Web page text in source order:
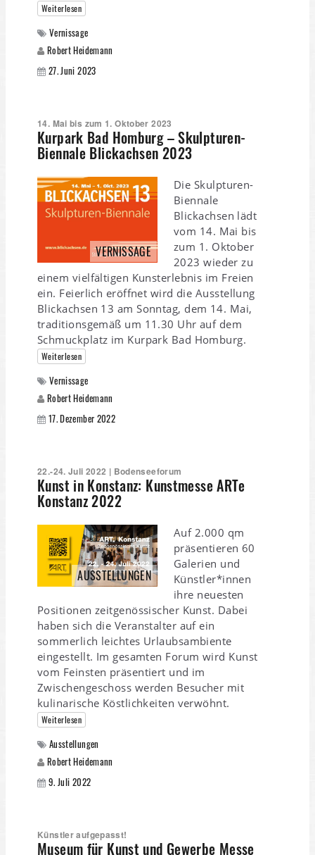
Weiterlesen
Vernissage
Robert Heidemann
27. Juni 2023
14. Mai bis zum 1. Oktober 2023
Kurpark Bad Homburg – Skulpturen-
Biennale Blickachsen 2023
VERNISSAGE
Die Skulpturen-
Biennale
Blickachsen lädt
vom 14. Mai bis
zum 1. Oktober
2023 wieder zu
einem vielfältigen Kunsterlebnis im Freien
ein. Feierlich eröffnet wird die Ausstellung
Blickachsen 13 am Sonntag, dem 14. Mai,
traditionsgemäß um 11.30 Uhr auf dem
Schmuckplatz im Kurpark Bad Homburg.
Weiterlesen
Vernissage
Robert Heidemann
17. Dezember 2022
22.-24. Juli 2022 | Bodenseeforum
Kunst in Konstanz: Kunstmesse ARTe
Konstanz 2022
AUSSTELLUNGEN
Auf 2.000 qm
präsentieren 60
Galerien und
Künstler*innen
ihre neuesten
Positionen zeitgenössischer Kunst. Dabei
haben sich die Veranstalter auf ein
sommerlich leichtes Urlaubsambiente
eingestellt. Im gesamten Forum wird Kunst
vom Feinsten präsentiert und im
Zwischengeschoss werden Besucher mit
kulinarische Köstlichkeiten verwöhnt.
Weiterlesen
Ausstellungen
Robert Heidemann
9. Juli 2022
Künstler aufgepasst!
Museum für Kunst und Gewerbe Messe